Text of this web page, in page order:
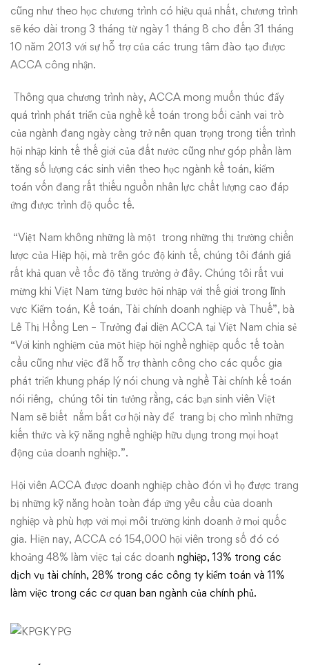
cũng như theo học chương trình có hiệu quả nhất, chương trình
sẽ kéo dài trong 3 tháng từ ngày 1 tháng 8 cho đến 31 tháng
10 năm 2013 với sự hỗ trợ của các trung tâm đào tạo được
ACCA công nhận.
Thông qua chương trình này, ACCA mong muốn thúc đẩy
quá trình phát triển của nghề kế toán trong bối cảnh vai trò
của ngành đang ngày càng trở nên quan trọng trong tiến trình
hội nhập kinh tế thế giới của đất nước cũng như góp phần làm
tăng số lượng các sinh viên theo học ngành kế toán, kiểm
toán vốn đang rất thiếu nguồn nhân lực chất lượng cao đáp
ứng được trình độ quốc tế.
“Việt Nam không những là một trong những thị trường chiến
lược của Hiệp hội, mà trên góc độ kinh tế, chúng tôi đánh giá
rất khả quan về tốc độ tăng trưởng ở đây. Chúng tôi rất vui
mừng khi Việt Nam từng bước hội nhập với thế giới trong lĩnh
vực Kiểm toán, Kế toán, Tài chính doanh nghiệp và Thuế”, bà
Lê Thị Hồng Len – Trưởng đại diện ACCA tại Việt Nam chia sẻ
“Với kinh nghiệm của một hiệp hội nghề nghiệp quốc tế toàn
cầu cũng như việc đã hỗ trợ thành công cho các quốc gia
phát triển khung pháp lý nói chung và nghề Tài chính kế toán
nói riêng, chúng tôi tin tưởng rằng, các bạn sinh viên Việt
Nam sẽ biết nắm bắt cơ hội này để trang bị cho mình những
kiến thức và kỹ năng nghề nghiệp hữu dụng trong mọi hoạt
động của doanh nghiệp.”.
Hội viên ACCA được doanh nghiệp chào đón vì họ được trang
bị những kỹ năng hoàn toàn đáp ứng yêu cầu của doanh
nghiệp và phù hợp với mọi môi trường kinh doanh ở mọi quốc
gia. Hiện nay, ACCA có 154,000 hội viên trong số đó có
khoảng 48% làm việc tại các doanh nghiệp, 13% trong các
dịch vụ tài chính, 28% trong các công ty kiểm toán và 11%
làm việc trong các cơ quan ban ngành của chính phủ.